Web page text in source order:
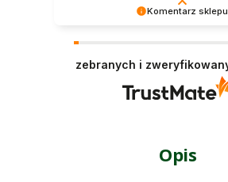
Komentarz sklepu
zebranych i
Opis